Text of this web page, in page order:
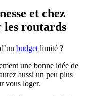
et chez
les routards
budget limité ?
une bonne idée de
aussi un peu plus
vous loger.